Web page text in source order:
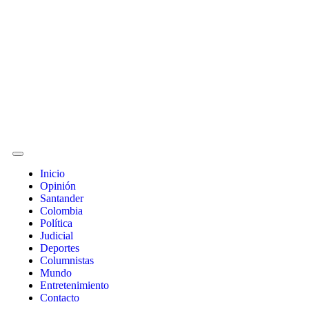
Inicio
Opinión
Santander
Colombia
Política
Judicial
Deportes
Columnistas
Mundo
Entretenimiento
Contacto